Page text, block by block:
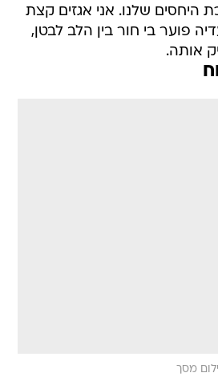
שלנו. אני אגזים קצת
פוער בי חור בין הלב לבטן,
אותה.
מסך